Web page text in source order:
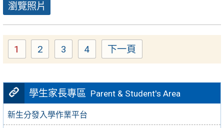
學生家長專區 Parent & Student's Area
新生分發入學作業平台
瀏覽照片
Page
1 Page
2 Page
3 Page
4 下一頁